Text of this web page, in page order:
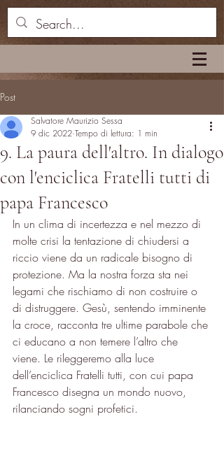
Post
9. La paura dell'altro. In dialogo
con l'enciclica Fratelli tutti di
papa Francesco
Salvatore Maurizio Sessa
9 dic 2022 Tempo di lettura: 1 min
In un clima di incertezza e nel mezzo di
molte crisi la tentazione di chiudersi a
riccio viene da un radicale bisogno di
protezione. Ma la nostra forza sta nei
legami che rischiamo di non costruire o
di distruggere. Gesù, sentendo imminente
la croce, racconta tre ultime parabole che
ci educano a non temere l’altro che
viene. Le rileggeremo alla luce
dell’enciclica Fratelli tutti, con cui papa
Francesco disegna un mondo nuovo,
rilanciando sogni profetici.